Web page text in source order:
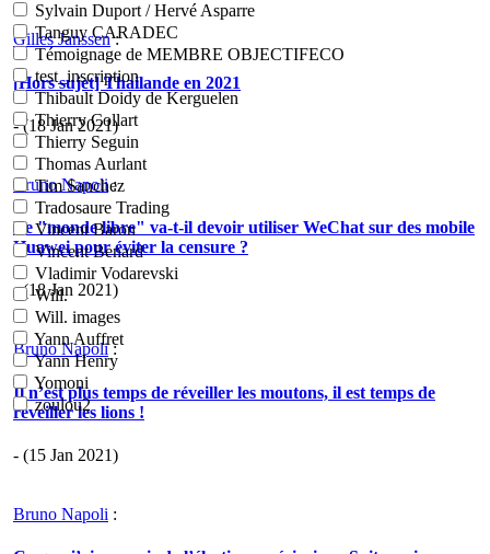
Sylvain Duport / Hervé Asparre
Tanguy CARADEC
Témoignage de MEMBRE OBJECTIFECO
test_inscription
Thibault Doidy de Kerguelen
Thierry Collart
Thierry Seguin
Thomas Aurlant
Tim Sanchez
Tradosaure Trading
Vincent Baron
Vincent Benard
Vladimir Vodarevski
Will.
Will. images
Yann Auffret
Yann Henry
Yomoni
zoulou2
Gilles Janssen:
[Hors sujet] Thailande en 2021
- (18 Jan 2021)
Bruno Napoli:
Le "monde libre" va-t-il devoir utiliser WeChat sur des mobile
Huawei pour éviter la censure ?
- (18 Jan 2021)
Bruno Napoli:
Il n’est plus temps de réveiller les moutons, il est temps de
réveiller les lions !
- (15 Jan 2021)
Bruno Napoli :